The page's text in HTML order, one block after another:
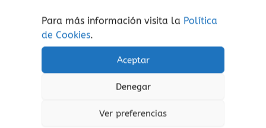
Para más información visita la Política
de Cookies.
Aceptar
Denegar
Ver preferencias
¡atención!No apto para peques menores de 3
años, peligro de asfixia por piezas pequeñas.
Aviso de seguridad:El embalaje no es un
juguete. Retire el embalaje antes de jugar.